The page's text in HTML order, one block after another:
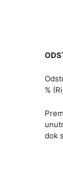
%
dok